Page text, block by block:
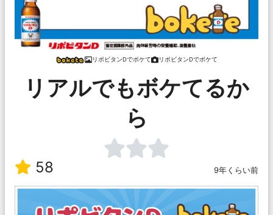
リポビタンDでボケて リポビタンDでボケて
リアルでもボケてるか
ら
58 9年くらい前